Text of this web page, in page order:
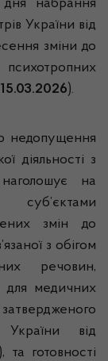
набрання
України від
зміни до
).
недопущення
діяльності з
на
змін до
з обігом
речовин,
для медичних
України від
готовності